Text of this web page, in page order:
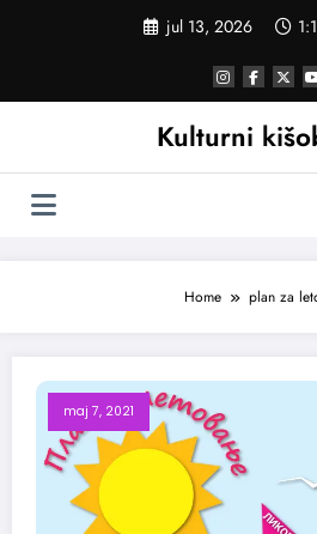
jul 13, 2026
Kulturni
Home plan za
maj 7, 2021